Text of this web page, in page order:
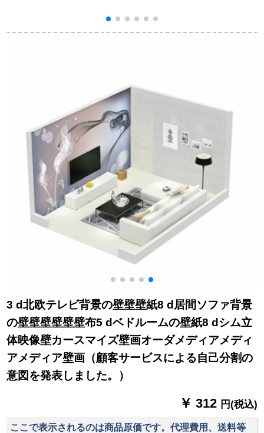
壁紙3 D立体映像壁紙
ーウォーカーウォー
ムの部屋の壁壁壁壁
壁壁壁壁壁壁壁壁壁
壁壁壁壁壁壁壁壁壁
壁壁壁壁壁壁壁壁壁
壁壁壁壁壁壁壁壁壁
壁壁壁壁壁壁壁壁壁
壁壁壁壁壁壁壁壁壁
壁壁壁壁壁壁壁壁壁
壁壁纸寮が白米刺繡3
メトル
で、無地のリンネル
3 d北欧テレビ背景の壁壁壁紙8 d居間ソファ背景
の壁壁壁壁壁壁布5 dベドルームの壁紙8 dシム立
体映像壁カースマイズ壁画オーダメディアメディ
アメディア壁画（顧客サービスによる自己分割の
意図を発表しました。）
￥ 312 円(税込)
ここで表示されるのは商品原価です。代理費用、送料等